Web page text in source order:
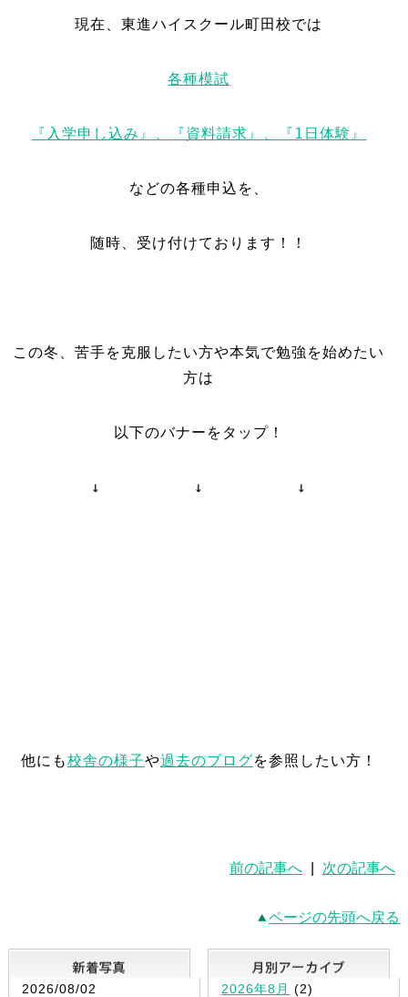
現在、東進ハイスクール町田校では
各種模試
『入学申し込み』、 『資料請求』、 『1日体験』
などの各種申込を、
随時、受け付けております！！
この冬、苦手を克服したい方や本気で勉強を始めたい
方は
以下のバナーをタップ！
↓ ↓ ↓
他にも校舎の様子や過去のブログを参照したい方！
前の記事へ 次の記事へ
ページの先頭へ戻る
新着写真
2026/08/02
2026年8月 (2)